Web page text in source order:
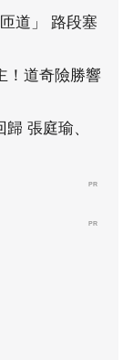
道」 路段塞
！道奇險勝響
張庭瑜、
PR
PR